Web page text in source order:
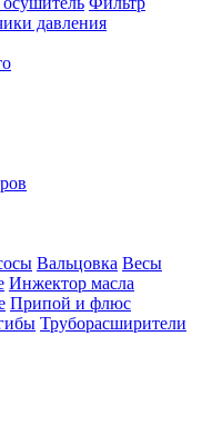
давления
Вальцовка Весы
Инжектор масла
Припой и флюс
Труборасширители